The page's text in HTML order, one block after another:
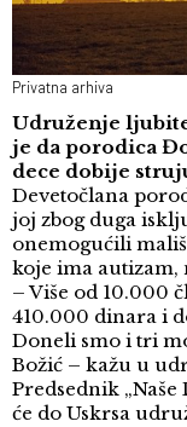
Privatna arhiva
Udruženje
je da porodica
dece dobije
Devetočlana
joj zbog duga
onemogućili
koje ima
– Više od 10.000
410.000 dinara i
Doneli smo i tri
Božić – kažu u
Predsednik
će do Uskrsa